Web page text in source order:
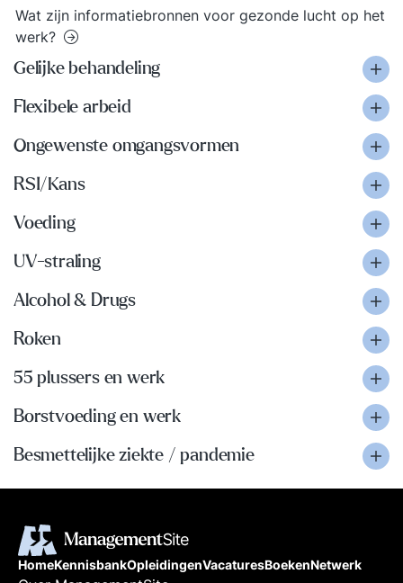
Wat zijn informatiebronnen voor gezonde lucht op het
werk?
Gelijke behandeling
Flexibele arbeid
Ongewenste omgangsvormen
RSI/Kans
Voeding
UV-straling
Alcohol & Drugs
Roken
55 plussers en werk
Borstvoeding en werk
Besmettelijke ziekte / pandemie
HomeKennisbankOpleidingenVacaturesBoekenNetwerk